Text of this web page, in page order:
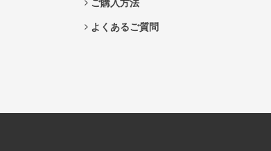
ご購入方法
よくあるご質問